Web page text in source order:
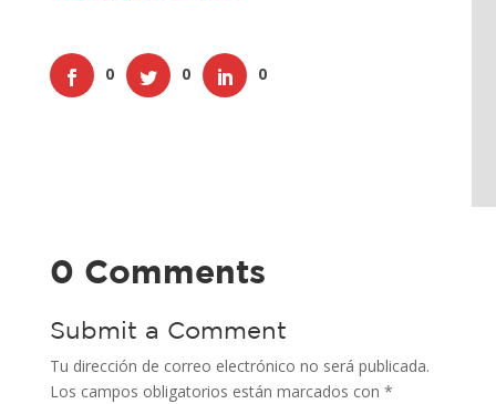
0 0 0
0 Comments
Submit a Comment
Tu dirección de correo electrónico no será publicada.
Los campos obligatorios están marcados con *